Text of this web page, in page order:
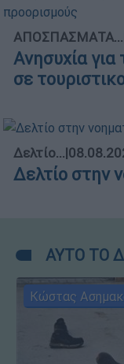
ΑΠΟΣΠΑΣΜΑΤΑ...
Ανησυχία
σε
Δελτίο...|
Δελτίο στην
ΑΥΤΟ ΤΟ
Κώστας